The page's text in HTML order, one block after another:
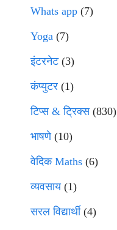
Whats app (7)
Yoga (7)
इंटरनेट(3)
कंप्युटर (1)
टिप्स & ट्रिक्स(830)
भाषणे(10)
वेदिक Maths (6)
व्यवसाय(1)
सरल विद्यार्थी(4)